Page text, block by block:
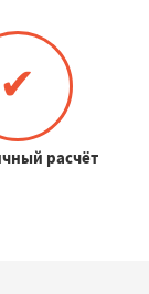
✔
расчёт